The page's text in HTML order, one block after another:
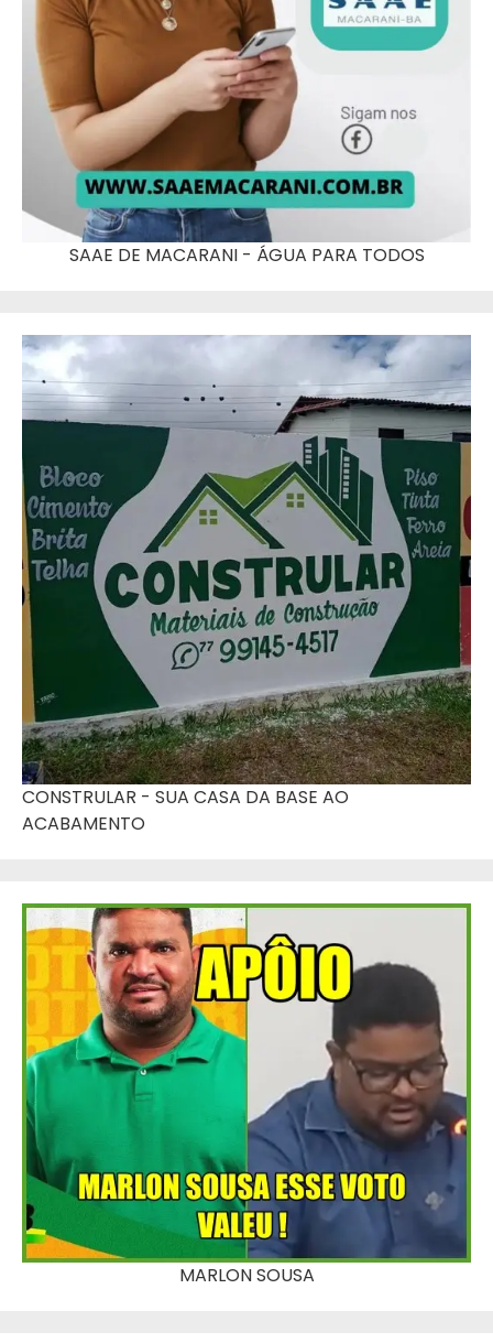
SAAE DE MACARANI - ÁGUA PARA TODOS
CONSTRULAR - SUA CASA DA BASE AO
ACABAMENTO
MARLON SOUSA